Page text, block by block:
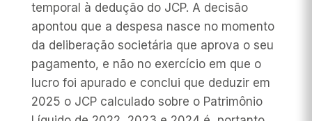
temporal à dedução do JCP. A decisão
apontou que a despesa nasce no momento
da deliberação societária que aprova o seu
pagamento, e não no exercício em que o
lucro foi apurado e conclui que deduzir em
2025 o JCP calculado sobre o Patrimônio